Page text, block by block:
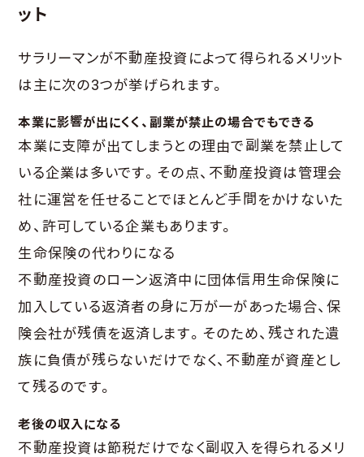
ット
サラリーマンが不動産投資によって得られるメリット
は主に次の3つが挙げられます。
本業に影響が出にくく、副業が禁止の場合でもできる
本業に支障が出てしまうとの理由で副業を禁止して
いる企業は多いです。その点、不動産投資は管理会
社に運営を任せることでほとんど手間をかけないた
め、許可している企業もあります。
生命保険の代わりになる
不動産投資のローン返済中に団体信用生命保険に
加入している返済者の身に万が一があった場合、保
険会社が残債を返済します。そのため、残された遺
族に負債が残らないだけでなく、不動産が資産とし
て残るのです。
老後の収入になる
不動産投資は節税だけでなく副収入を得られるメリ